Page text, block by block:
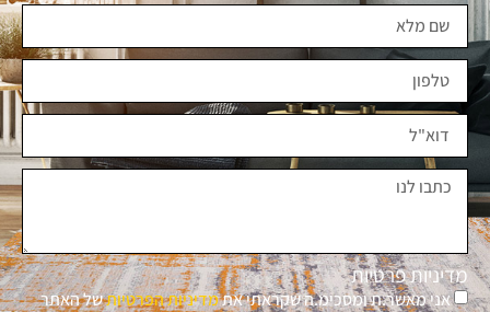
מדיניות פרטיות
אני מאשר.ת ומסכימ.ה שקראתי אתמדיניות הפרטיותשל האתר